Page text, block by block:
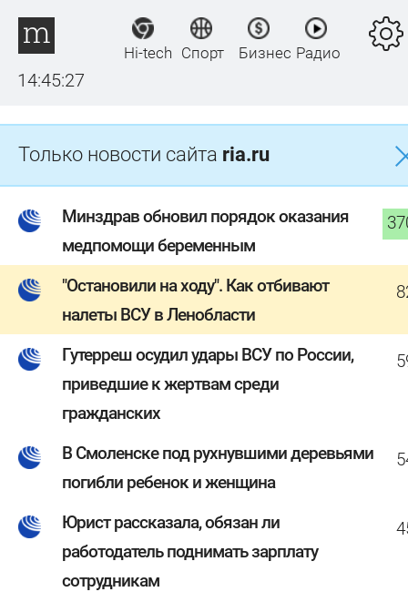
14:45:28
Hi-tech Спорт Бизнес Радио
Только новости сайта ria.ru
Минздрав обновил порядок оказания
медпомощи беременным
"Остановили на ходу". Как отбивают
налеты ВСУ в Ленобласти
Гутерреш осудил удары ВСУ по России,
приведшие к жертвам среди
гражданских
В Смоленске под рухнувшими деревьями
погибли ребенок и женщина
Юрист рассказала, обязан ли
работодатель поднимать зарплату
сотрудникам